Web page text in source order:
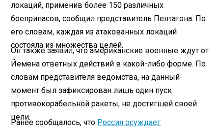
локаций, применив более 150 различных
боеприпасов, сообщил представитель Пентагона. По
его словам, каждая из атакованных локаций
состояла из множества целей.
Он также заявил, что американские военные ждут от
Йемена ответных действий в какой-либо форме. По
словам представителя ведомства, на данный
момент был зафиксирован лишь один пуск
противокорабельной ракеты, не достигшей своей
цели.
Ранее сообщалось, что Россия осуждает